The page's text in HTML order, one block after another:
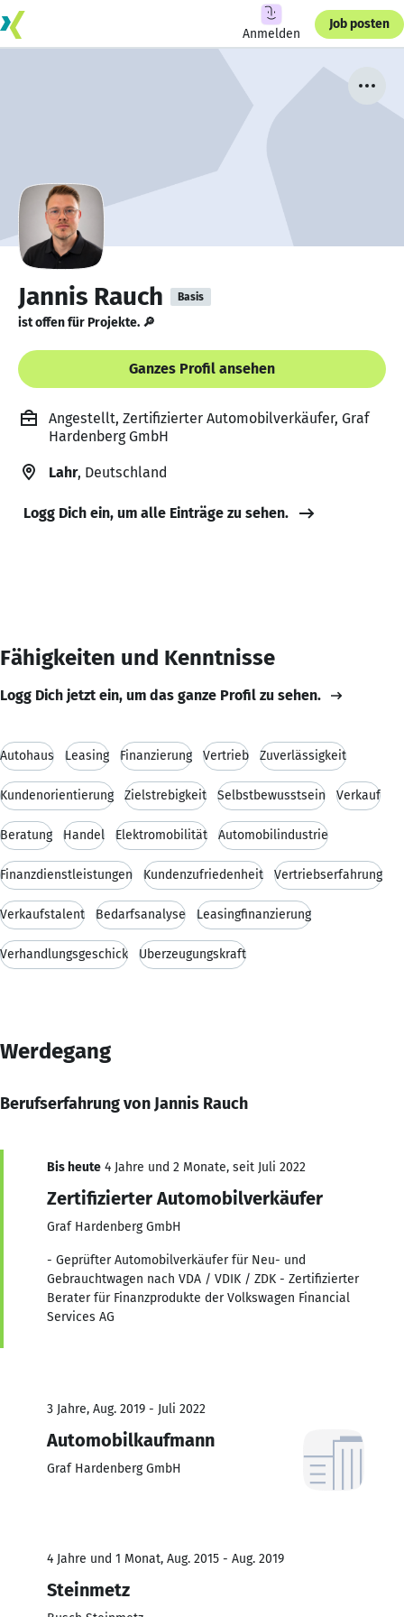
Anmelden
Job posten
Jannis Rauch Basis
ist offen für Projekte. 🔎
Ganzes Profil ansehen
Angestellt, Zertifizierter Automobilverkäufer, Graf
Hardenberg GmbH
Lahr, Deutschland
Logg Dich ein, um alle Einträge zu sehen.
Fähigkeiten und Kenntnisse
Logg Dich jetzt ein, um das ganze Profil zu sehen.
Autohaus Leasing Finanzierung Vertrieb Zuverlässigkeit
Kundenorientierung Zielstrebigkeit Selbstbewusstsein Verkauf
Beratung Handel Elektromobilität Automobilindustrie
Finanzdienstleistungen Kundenzufriedenheit Vertriebserfahrung
Verkaufstalent Bedarfsanalyse Leasingfinanzierung
Verhandlungsgeschick Überzeugungskraft
Werdegang
Berufserfahrung von Jannis Rauch
Bis heute 4 Jahre und 2 Monate, seit Juli 2022
Zertifizierter Automobilverkäufer
Graf Hardenberg GmbH
- Geprüfter Automobilverkäufer für Neu- und
Gebrauchtwagen nach VDA / VDIK / ZDK - Zertifizierter
Berater für Finanzprodukte der Volkswagen Financial
Services AG
3 Jahre, Aug. 2019 - Juli 2022
Automobilkaufmann
Graf Hardenberg GmbH
4 Jahre und 1 Monat, Aug. 2015 - Aug. 2019
Steinmetz